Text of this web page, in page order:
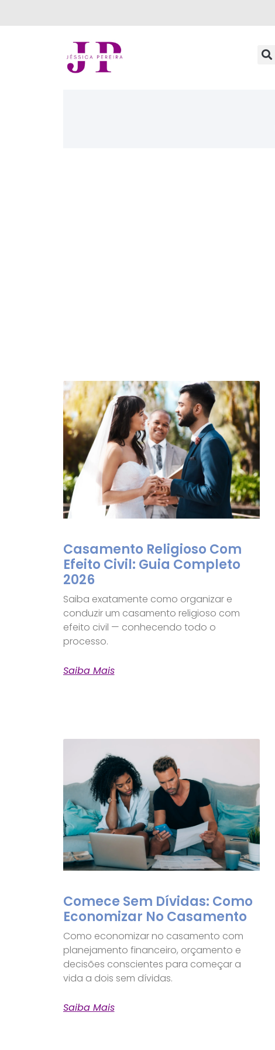
Casamento Religioso Com
Efeito Civil: Guia Completo
2026
Saiba exatamente como organizar e
conduzir um casamento religioso com
efeito civil — conhecendo todo o
processo.
Saiba Mais
Comece Sem Dívidas: Como
Economizar No Casamento
Como economizar no casamento com
planejamento financeiro, orçamento e
decisões conscientes para começar a
vida a dois sem dívidas.
Saiba Mais